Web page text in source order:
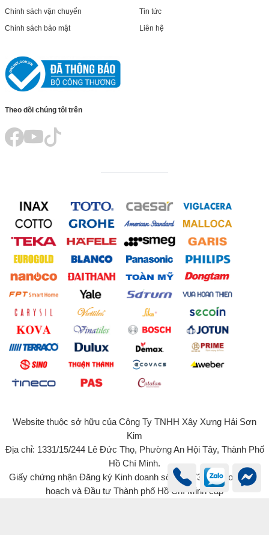
Chính sách vận chuyển
Chính sách bảo mật
Tin tức
Liên hệ
Theo dõi chúng tôi trên
Website thuộc sở hữu của Công Ty TNHH Xây Xựng Hải Sơn
Kim
Địa chỉ: 1331/15/244 Lê Đức Thọ, Phường An Hội Tây, Thành Phố
Hồ Chí Minh.
Giấy chứng nhận Đăng ký Kinh doanh số 0315734131 do Sở Kế
hoạch và Đầu tư Thành phố Hồ Chí Minh cấp